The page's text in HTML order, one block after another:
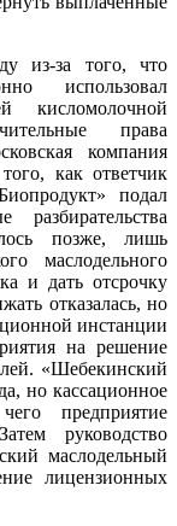
из-за того, что
использовал
кисломолочной
права
компания
как ответчик
подал
позже, лишь
маслодельного
и дать отсрочку
отказалась, но
инстанции
на решение
«Шебекинский
но кассационное
предприятие
руководство
маслодельный
лицензионных